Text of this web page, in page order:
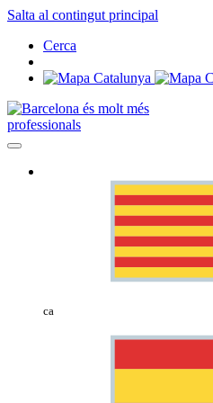
Salta al contingut principal
Cerca
professionals
ca